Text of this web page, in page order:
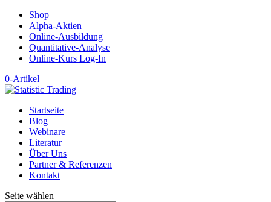
Shop
Alpha-Aktien
Online-Ausbildung
Quantitative-Analyse
Online-Kurs Log-In
0-Artikel
Startseite
Blog
Webinare
Literatur
Über Uns
Partner & Referenzen
Kontakt
Seite wählen